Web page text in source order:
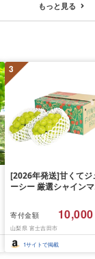
もっと見る
3
[2026年発送]甘くてジ
ーシー 厳選シャインマ
月前半(1〜15日)から
月下旬までの発送) フ
ーツ ぶどう 果物 山梨
産 2026 旬 大粒 高級
寄付金額 10,000
山梨県 富士吉田市
1サイトで掲載